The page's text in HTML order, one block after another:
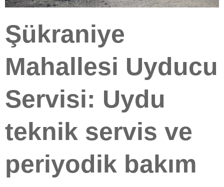
Şükraniye
Mahallesi Uyducu
Servisi: Uydu
teknik servis ve
periyodik bakım